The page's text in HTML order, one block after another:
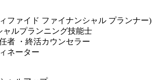
ファイド ファイナンシャル プランナー)
ャルプランニング技能士
者 ・終活カウンセラー
ネーター